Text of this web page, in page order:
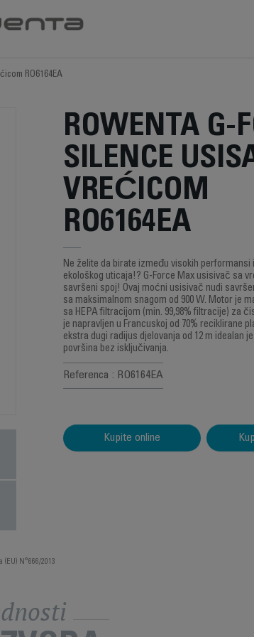
RO6164EA
ROWENTA G-
SILENCE
VREĆICOM
RO6164EA
Ne želite da birate između visokih performansi
ekološkog uticaja!? G-Force Max usisivač sa
savršeni spoj! Ovaj moćni usisivač nudi
sa maksimalnom snagom od 900 W. Motor je
sa HEPA filtracijom (min. 99,98% filtracije) za
je napravljen u Francuskoj od 70% reciklirane
ekstra dugi radijus djelovanja od 12 m idealan
površina bez isključivanja.
Referenca : RO6164EA
Kupite online
(EU) N°666/2013